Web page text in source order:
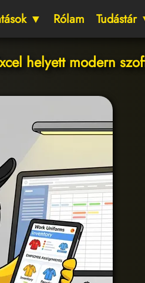
▼ Rólam Tudástár
helyett modern